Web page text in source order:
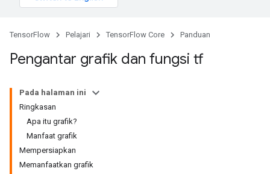
TensorFlow Pelajari TensorFlow Core Panduan
Pengantar grafik dan fungsi tf
Pada halaman ini
Ringkasan
Apa itu grafik?
Manfaat grafik
Mempersiapkan
Memanfaatkan grafik